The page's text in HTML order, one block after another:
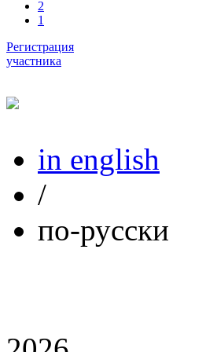
2
1
Регистрация
участника
in english
/
по-русски